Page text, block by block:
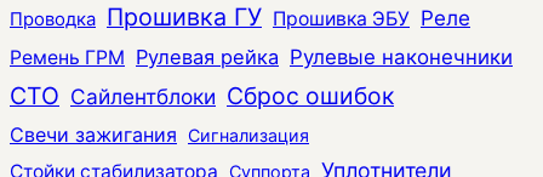
Проводка Прошивка ГУ Прошивка ЭБУ Реле
Ремень ГРМ Рулевая рейка Рулевые наконечники
СТО Сайлентблоки Сброс ошибок
Свечи зажигания Сигнализация
Стойки стабилизатора Суппорта Уплотнители